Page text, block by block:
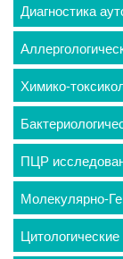
Диагностика
Химико-
ПЦР
Молекулярно-